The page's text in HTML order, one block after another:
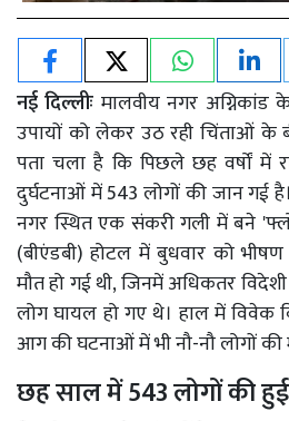
नई दिल्लीः मालवीय नगर अग्निकांड
उपायों को लेकर उठ रही चिंताओं
पता चला है कि पिछले छह वर्षों में
दुर्घटनाओं में 543 लोगों की जान गई
नगर स्थित एक संकरी गली में बने
(बीएंडबी) होटल में बुधवार को
मौत हो गई थी, जिनमें अधिकतर
लोग घायल हो गए थे। हाल में विवेक
आग की घटनाओं में भी नौ-नौ लोगों की
छह साल में 543 लोगों की